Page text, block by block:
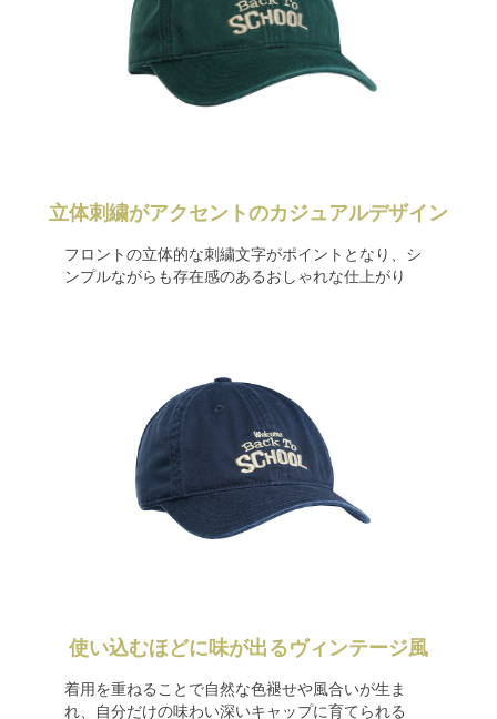
立体刺繍がアクセントのカジュアルデザイン
フロントの立体的な刺繍文字がポイントとなり、シ
ンプルながらも存在感のあるおしゃれな仕上がり
使い込むほどに味が出るヴィンテージ風
着用を重ねることで自然な色褪せや風合いが生ま
れ、自分だけの味わい深いキャップに育てられる